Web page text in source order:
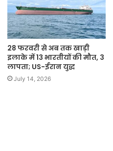
28 फरवरी से अब तक खाड़ी
इलाके में 13 भारतीयों की मौत, 3
लापता; US-ईरान युद्ध
July 14, 2026